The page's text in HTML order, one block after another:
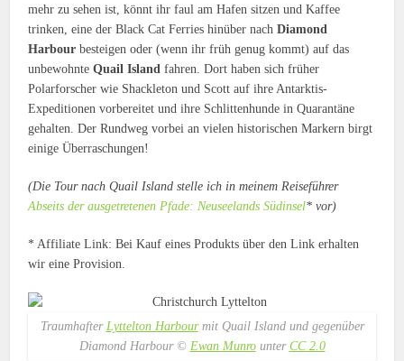
mehr zu sehen ist, könnt ihr faul am Hafen sitzen und Kaffee
trinken, eine der Black Cat Ferries hinüber nachDiamond
Harbour besteigen oder (wenn ihr früh genug kommt) auf das
unbewohnteQuail Island fahren. Dort haben sich früher
Polarforscher wie Shackleton und Scott auf ihre Antarktis-
Expeditionen vorbereitet und ihre Schlittenhunde in Quarantäne
gehalten. Der Rundweg vorbei an vielen historischen Markern birgt
einige Überraschungen!
(Die Tour nach Quail Island stelle ich in meinem Reiseführer
Abseits der ausgetretenen Pfade: Neuseelands Südinsel* vor)
* Affiliate Link: Bei Kauf eines Produkts über den Link erhalten
wir eine Provision.
Traumhafter Lyttelton Harbourmit Quail Island und gegenüber
Diamond Harbour © Ewan Munrounter CC 2.0